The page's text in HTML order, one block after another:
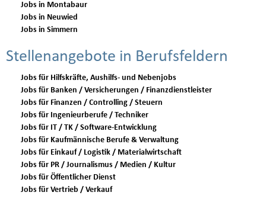
Jobs in Montabaur
Jobs in Neuwied
Jobs in Simmern
Stellenangebote in Berufsfeldern
Jobs für Hilfskräfte, Aushilfs- und Nebenjobs
Jobs für Banken / Versicherungen / Finanzdienstleister
Jobs für Finanzen / Controlling / Steuern
Jobs für Ingenieurberufe / Techniker
Jobs für IT / TK / Software-Entwicklung
Jobs für Kaufmännische Berufe & Verwaltung
Jobs für Einkauf / Logistik / Materialwirtschaft
Jobs für PR / Journalismus / Medien / Kultur
Jobs für Öffentlicher Dienst
Jobs für Vertrieb / Verkauf